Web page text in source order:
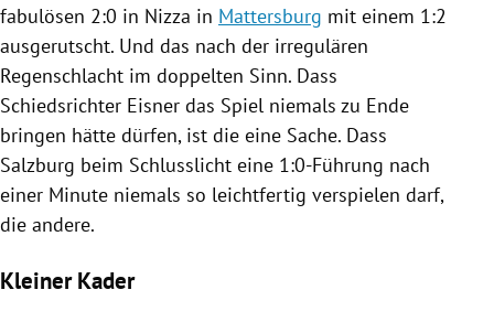
fabulösen 2:0 in Nizza in Mattersburg mit einem 1:2
ausgerutscht. Und das nach der irregulären
Regenschlacht im doppelten Sinn. Dass
Schiedsrichter Eisner das Spiel niemals zu Ende
bringen hätte dürfen, ist die eine Sache. Dass
Salzburg beim Schlusslicht eine 1:0-Führung nach
einer Minute niemals so leichtfertig verspielen darf,
die andere.
Kleiner Kader